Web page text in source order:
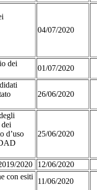
04/07/2020
dei
01/07/2020
26/06/2020
d’uso
25/06/2020
2020
12/06/2020
con esiti
11/06/2020